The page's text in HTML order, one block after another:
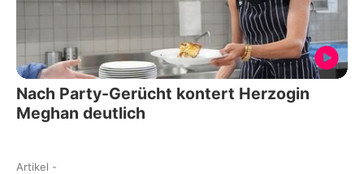
Nach Party-Gerücht kontert Herzogin
Meghan deutlich
Artikel -